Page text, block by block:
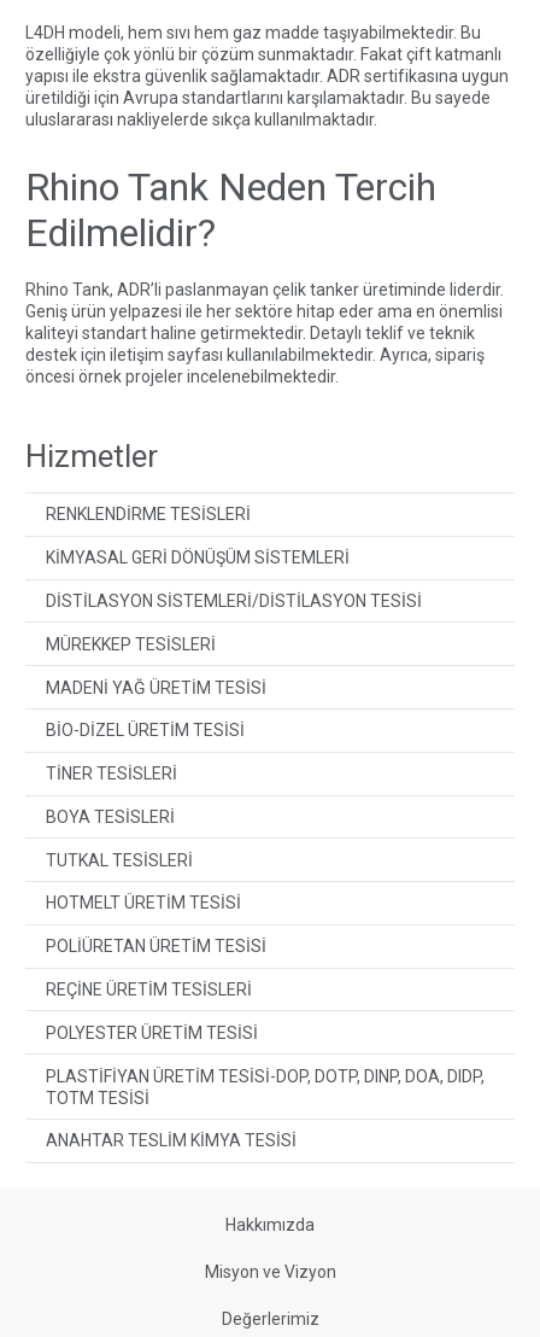
L4DH modeli, hem sıvı hem gaz madde taşıyabilmektedir. Bu
özelliğiyle çok yönlü bir çözüm sunmaktadır. Fakat çift katmanlı
yapısı ile ekstra güvenlik sağlamaktadır. ADR sertifikasına uygun
üretildiği için Avrupa standartlarını karşılamaktadır. Bu sayede
uluslararası nakliyelerde sıkça kullanılmaktadır.
Rhino Tank Neden Tercih
Edilmelidir?
Rhino Tank, ADR’li paslanmayan çelik tanker üretiminde liderdir.
Geniş ürün yelpazesi ile her sektöre hitap eder ama en önemlisi
kaliteyi standart haline getirmektedir. Detaylı teklif ve teknik
destek için iletişim sayfası kullanılabilmektedir. Ayrıca, sipariş
öncesi örnek projeler incelenebilmektedir.
Hizmetler
RENKLENDİRME TESİSLERİ
KİMYASAL GERİ DÖNÜŞÜM SİSTEMLERİ
DİSTİLASYON SİSTEMLERİ/DİSTİLASYON TESİSİ
MÜREKKEP TESİSLERİ
MADENİ YAĞ ÜRETİM TESİSİ
BİO-DİZEL ÜRETİM TESİSİ
TİNER TESİSLERİ
BOYA TESİSLERİ
TUTKAL TESİSLERİ
HOTMELT ÜRETİM TESİSİ
POLİÜRETAN ÜRETİM TESİSİ
REÇİNE ÜRETİM TESİSLERİ
POLYESTER ÜRETİM TESİSİ
PLASTİFİYAN ÜRETİM TESİSİ-DOP, DOTP, DINP, DOA, DIDP,
TOTM TESİSİ
ANAHTAR TESLİM KİMYA TESİSİ
Hakkımızda
Misyon ve Vizyon
Değerlerimiz